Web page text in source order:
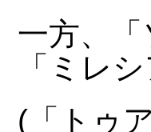
一方、
「ミレ
(「トゥ